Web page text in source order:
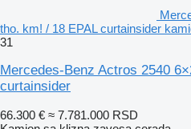
tho. km! / 18 EPAL curtainsider
31
Mercedes-Benz Actros 2540
curtainsider
66.300 € ≈ 7.781.000 RSD